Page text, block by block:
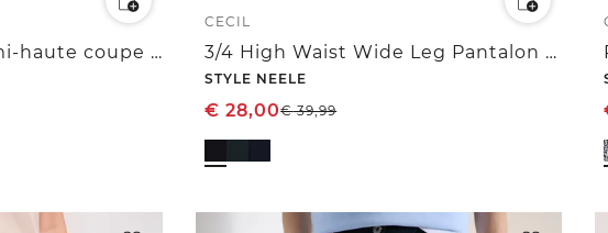
7/8 Pantalon taille mi-haute coupe slim
CECIL
3/4 High Waist Wide Leg Pantalon Loose Fit
STYLE NEELE
€ 28,00€39,99